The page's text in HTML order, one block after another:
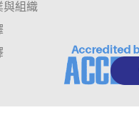
與組織